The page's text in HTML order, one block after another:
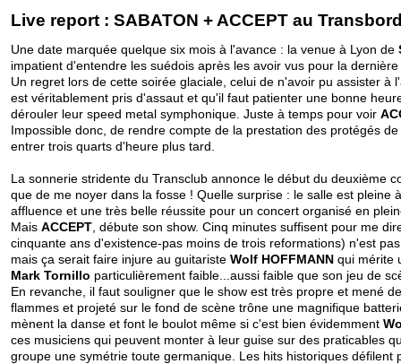
Live report : SABATON + ACCEPT au
Une date marquée quelque six mois à l'avance : la venue à Lyon de
impatient d'entendre les suédois après les avoir vus pour la
Un regret lors de cette soirée glaciale, celui de n'avoir pu assister
est véritablement pris d'assaut et qu'il faut patienter une bonne
dérouler leur speed metal symphonique. Juste à temps pour voir
Impossible donc, de rendre compte de la prestation des protégés de
entrer trois quarts d'heure plus tard.
La sonnerie stridente du Transclub annonce le début du deuxième
que de me noyer dans la fosse ! Quelle surprise : le salle est
affluence et une très belle réussite pour un concert organisé en
Mais ACCEPT , débute son show. Cinq minutes suffisent pour me
cinquante ans d'existence-pas moins de trois reformations) n'est
mais ça serait faire injure au guitariste Wolf HOFFMANN qui mérite
Mark Tornillo particulièrement faible...aussi faible que son jeu de
En revanche, il faut souligner que le show est très propre et mené
flammes et projeté sur le fond de scène trône une magnifique
mènent la danse et font le boulot même si c'est bien évidemment
ces musiciens qui peuvent monter à leur guise sur des praticables
groupe une symétrie toute germanique. Les hits historiques